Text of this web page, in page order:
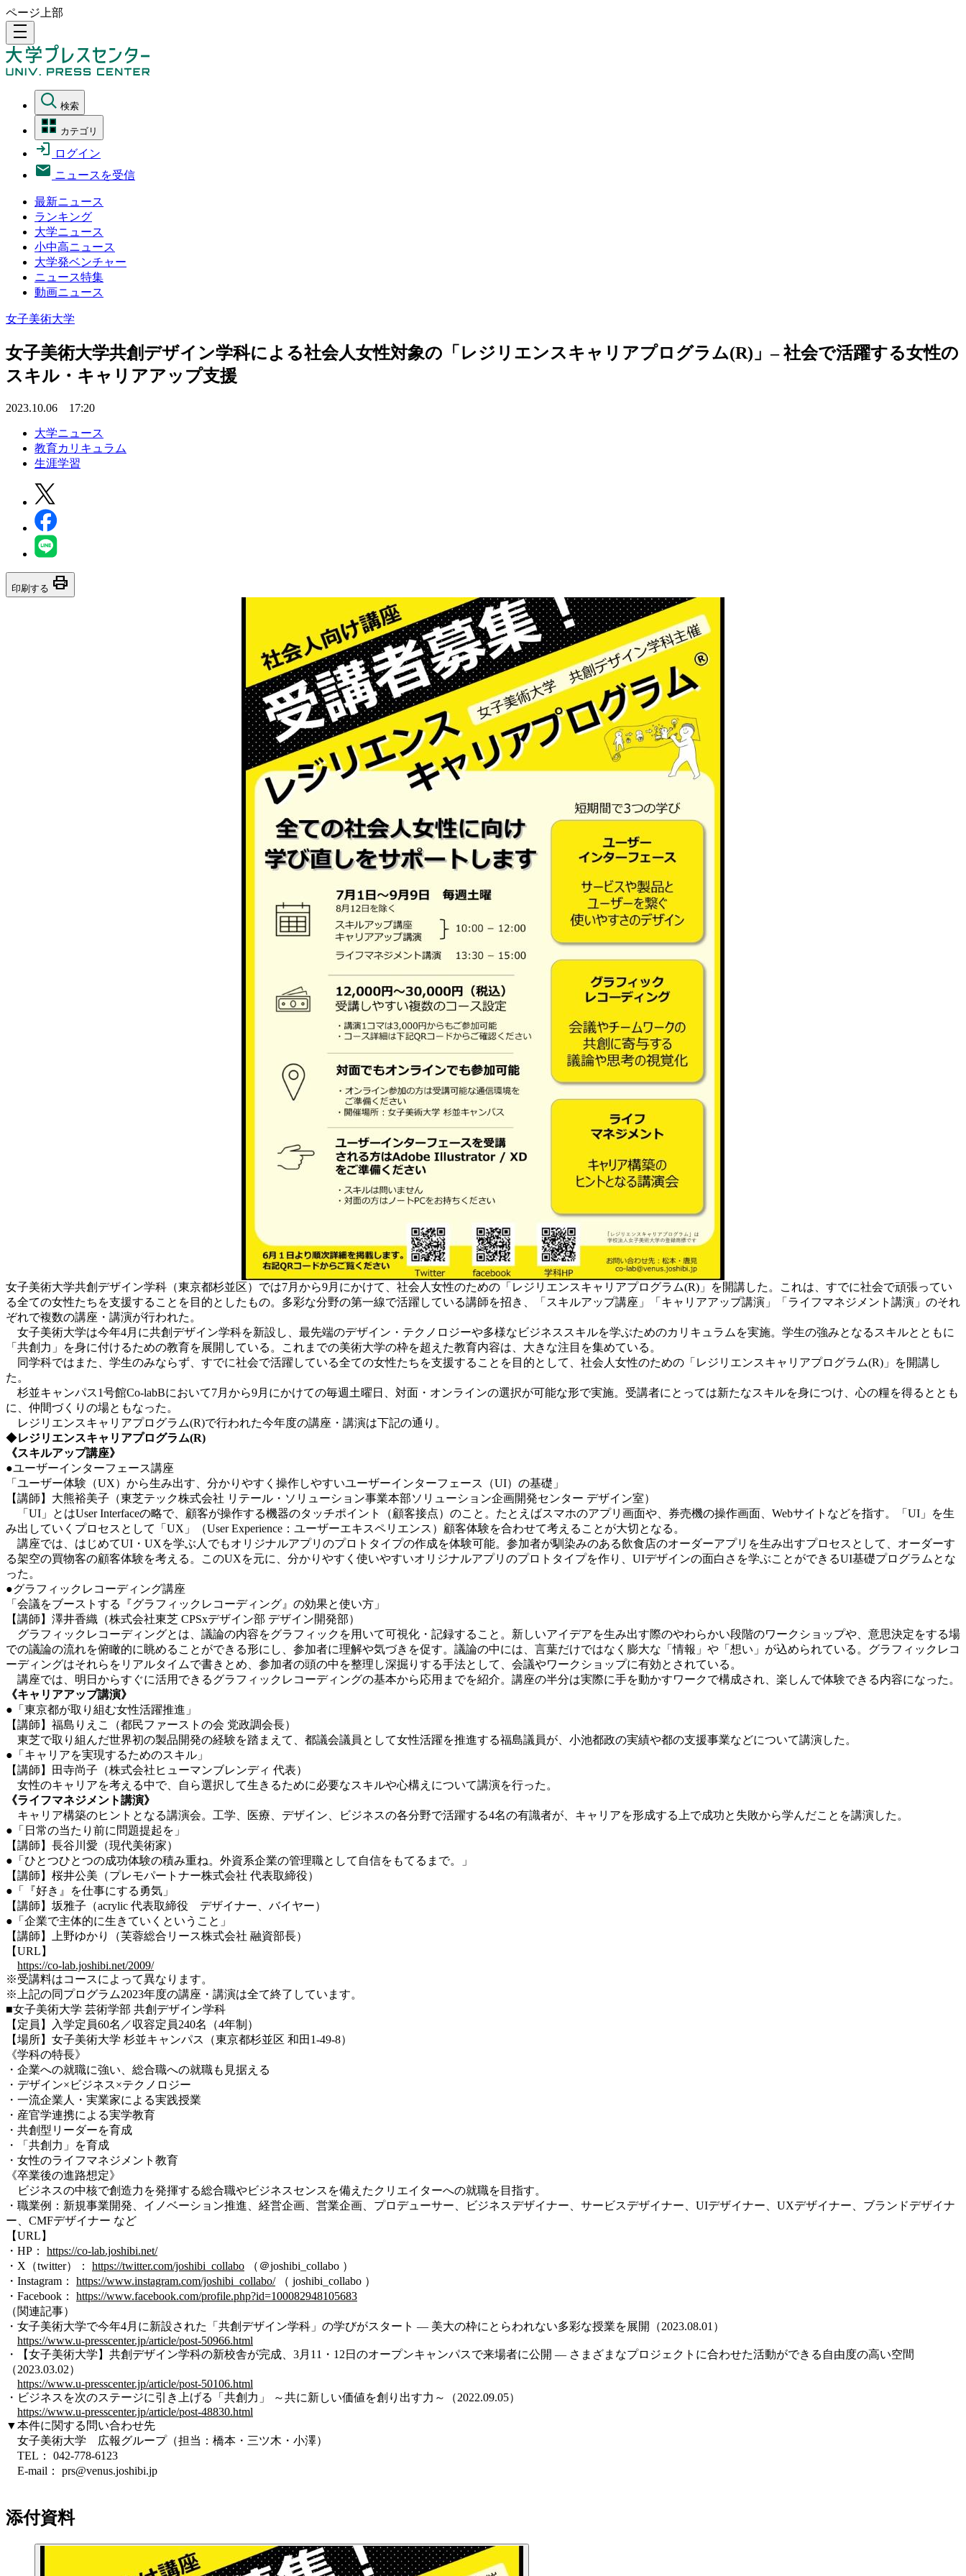
ページ上部
density_medium
検索
カテゴリ
ログイン
ニュースを受信
最新ニュース
ランキング
大学ニュース
小中高ニュース
大学発ベンチャー
ニュース特集
動画ニュース
女子美術大学
女子美術大学共創デザイン学科による社会人女性対象の「レジリエンスキャリアプログラム(R)」– 社会で活躍する女性の
スキル・キャリアアップ支援
2023.10.06 17:20
大学ニュース
教育カリキュラム
生涯学習
印刷する print
女子美術大学共創デザイン学科（東京都杉並区）では7月から9月にかけて、社会人女性のための「レジリエンスキャリアプログラム(R)」を開講した。これは、すでに社会で頑張ってい
る全ての女性たちを支援することを目的としたもの。多彩な分野の第一線で活躍している講師を招き、「スキルアップ講座」「キャリアアップ講演」「ライフマネジメント講演」のそれ
ぞれで複数の講座・講演が行われた。
女子美術大学は今年4月に共創デザイン学科を新設し、最先端のデザイン・テクノロジーや多様なビジネススキルを学ぶためのカリキュラムを実施。学生の強みとなるスキルとともに
「共創力」を身に付けるための教育を展開している。これまでの美術大学の枠を超えた教育内容は、大きな注目を集めている。
同学科ではまた、学生のみならず、すでに社会で活躍している全ての女性たちを支援することを目的として、社会人女性のための「レジリエンスキャリアプログラム(R)」を開講し
た。
杉並キャンパス1号館Co-labBにおいて7月から9月にかけての毎週土曜日、対面・オンラインの選択が可能な形で実施。受講者にとっては新たなスキルを身につけ、心の糧を得るととも
に、仲間づくりの場ともなった。
レジリエンスキャリアプログラム(R)で行われた今年度の講座・講演は下記の通り。
◆レジリエンスキャリアプログラム(R)
《スキルアップ講座》
●ユーザーインターフェース講座
「ユーザー体験（UX）から生み出す、分かりやすく操作しやすいユーザーインターフェース（UI）の基礎」
【講師】大熊裕美子（東芝テック株式会社 リテール・ソリューション事業本部ソリューション企画開発センター デザイン室）
「UI」とはUser Interfaceの略で、顧客が操作する機器のタッチポイント（顧客接点）のこと。たとえばスマホのアプリ画面や、券売機の操作画面、Webサイトなどを指す。「UI」を生
み出していくプロセスとして「UX」（User Experience：ユーザーエキスペリエンス）顧客体験を合わせて考えることが大切となる。
講座では、はじめてUI・UXを学ぶ人でもオリジナルアプリのプロトタイプの作成を体験可能。参加者が馴染みのある飲食店のオーダーアプリを生み出すプロセスとして、オーダーす
る架空の買物客の顧客体験を考える。このUXを元に、分かりやすく使いやすいオリジナルアプリのプロトタイプを作り、UIデザインの面白さを学ぶことができるUI基礎プログラムとな
った。
●グラフィックレコーディング講座
「会議をブーストする『グラフィックレコーディング』の効果と使い方」
【講師】澤井香織（株式会社東芝 CPSxデザイン部 デザイン開発部）
グラフィックレコーディングとは、議論の内容をグラフィックを用いて可視化・記録すること。新しいアイデアを生み出す際のやわらかい段階のワークショップや、意思決定をする場
での議論の流れを俯瞰的に眺めることができる形にし、参加者に理解や気づきを促す。議論の中には、言葉だけではなく膨大な「情報」や「想い」が込められている。グラフィックレコ
ーディングはそれらをリアルタイムで書きとめ、参加者の頭の中を整理し深掘りする手法として、会議やワークショップに有効とされている。
講座では、明日からすぐに活用できるグラフィックレコーディングの基本から応用までを紹介。講座の半分は実際に手を動かすワークで構成され、楽しんで体験できる内容になった。
《キャリアアップ講演》
●「東京都が取り組む女性活躍推進」
【講師】福島りえこ（都民ファーストの会 党政調会長）
東芝で取り組んだ世界初の製品開発の経験を踏まえて、都議会議員として女性活躍を推進する福島議員が、小池都政の実績や都の支援事業などについて講演した。
●「キャリアを実現するためのスキル」
【講師】田寺尚子（株式会社ヒューマンブレンディ 代表）
女性のキャリアを考える中で、自ら選択して生きるために必要なスキルや心構えについて講演を行った。
《ライフマネジメント講演》
キャリア構築のヒントとなる講演会。工学、医療、デザイン、ビジネスの各分野で活躍する4名の有識者が、キャリアを形成する上で成功と失敗から学んだことを講演した。
●「日常の当たり前に問題提起を」
【講師】長谷川愛（現代美術家）
●「ひとつひとつの成功体験の積み重ね。外資系企業の管理職として自信をもてるまで。」
【講師】桜井公美（プレモパートナー株式会社 代表取締役）
●「『好き』を仕事にする勇気」
【講師】坂雅子（acrylic 代表取締役 デザイナー、バイヤー）
●「企業で主体的に生きていくということ」
【講師】上野ゆかり（芙蓉総合リース株式会社 融資部長）
【URL】
https://co-lab.joshibi.net/2009/
※受講料はコースによって異なります。
※上記の同プログラム2023年度の講座・講演は全て終了しています。
■女子美術大学 芸術学部 共創デザイン学科
【定員】入学定員60名／収容定員240名（4年制）
【場所】女子美術大学 杉並キャンパス（東京都杉並区 和田1‐49‐8）
《学科の特長》
・企業への就職に強い、総合職への就職も見据える
・デザイン×ビジネス×テクノロジー
・一流企業人・実業家による実践授業
・産官学連携による実学教育
・共創型リーダーを育成
・「共創力」を育成
・女性のライフマネジメント教育
《卒業後の進路想定》
ビジネスの中核で創造力を発揮する総合職やビジネスセンスを備えたクリエイターへの就職を目指す。
・職業例：新規事業開発、イノベーション推進、経営企画、営業企画、プロデューサー、ビジネスデザイナー、サービスデザイナー、UIデザイナー、UXデザイナー、ブランドデザイナ
ー、CMFデザイナー など
【URL】
・HP： https://co-lab.joshibi.net/
・X（twitter）： https://twitter.com/joshibi_collabo （＠joshibi_collabo ）
・Instagram： https://www.instagram.com/joshibi_collabo/（ joshibi_collabo ）
・Facebook： https://www.facebook.com/profile.php?id=100082948105683
（関連記事）
・女子美術大学で今年4月に新設された「共創デザイン学科」の学びがスタート — 美大の枠にとらわれない多彩な授業を展開（2023.08.01）
https://www.u-presscenter.jp/article/post-50966.html
・【女子美術大学】共創デザイン学科の新校舎が完成、3月11・12日のオープンキャンパスで来場者に公開 — さまざまなプロジェクトに合わせた活動ができる自由度の高い空間
（2023.03.02）
https://www.u-presscenter.jp/article/post-50106.html
・ビジネスを次のステージに引き上げる「共創力」 ～共に新しい価値を創り出す力～（2022.09.05）
https://www.u-presscenter.jp/article/post-48830.html
▼本件に関する問い合わせ先
女子美術大学 広報グループ（担当：橋本・三ツ木・小澤）
TEL： 042-778-6123
E-mail： prs@venus.joshibi.jp
添付資料